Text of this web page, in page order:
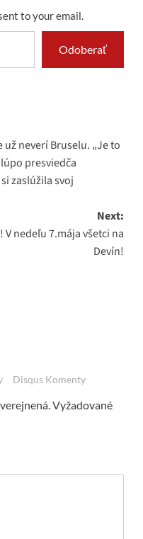
to your email.
Odoberať
neverí Bruselu. „Je to
presviedča
zaslúžila svoj
Next:
nedeľu 7.mája všetci na
Devín!
Disqus Komenty
Vyžadované